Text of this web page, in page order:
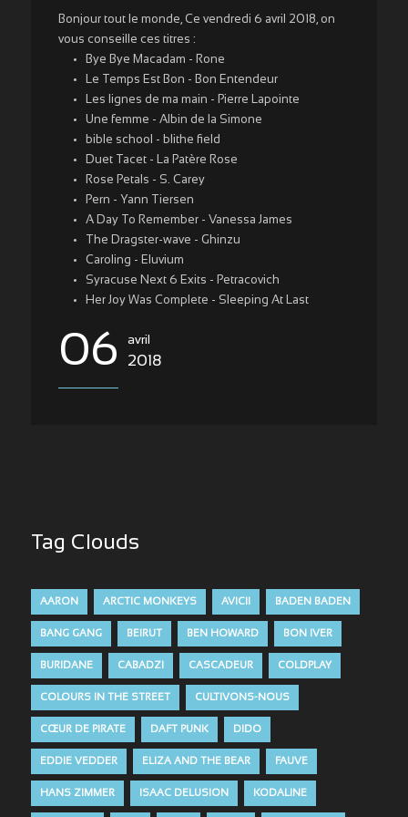
Bonjour tout le monde, Ce vendredi 6 avril 2018, on
vous conseille ces titres :
Bye Bye Macadam - Rone
Le Temps Est Bon - Bon Entendeur
Les lignes de ma main - Pierre Lapointe
Une femme - Albin de la Simone
bible school - blithe field
Duet Tacet - La Patère Rose
Rose Petals - S. Carey
Pern - Yann Tiersen
A Day To Remember - Vanessa James
The Dragster-wave - Ghinzu
Caroling - Eluvium
Syracuse Next 6 Exits - Petracovich
Her Joy Was Complete - Sleeping At Last
06 avril
2018
Tag Clouds
AARON ARCTIC MONKEYS AVICII BADEN BADEN
BANG GANG BEIRUT BEN HOWARD BON IVER
BURIDANE CABADZI CASCADEUR COLDPLAY
COLOURS IN THE STREET CULTIVONS-NOUS
CŒUR DE PIRATE DAFT PUNK DIDO
EDDIE VEDDER ELIZA AND THE BEAR FAUVE
HANS ZIMMER ISAAC DELUSION KODALINE